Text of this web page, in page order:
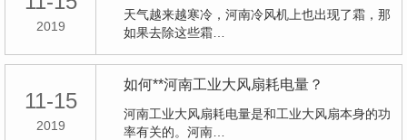
2019
天气越来越寒冷，河南冷风机上也出现了霜，那
如果去除这些霜…
11-15
2019
如何**河南工业大风扇耗电量？
河南工业大风扇耗电量是和工业大风扇本身的功
率有关的。河南…